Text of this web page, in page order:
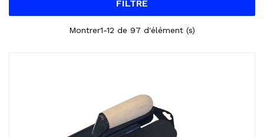
FILTRE
Montrer1-12 de 97 d'élément (s)